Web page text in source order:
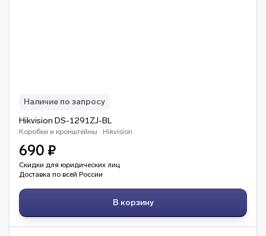
Наличие по запросу
Hikvision DS-1291ZJ-BL
Коробки и кронштейны · Hikvision
690 ₽
Скидки для юридических лиц
Доставка по всей России
В корзину